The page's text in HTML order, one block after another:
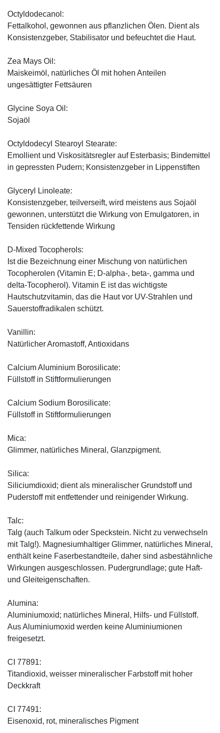
Octyldodecanol:
Fettalkohol, gewonnen aus pflanzlichen Ölen. Dient als
Konsistenzgeber, Stabilisator und befeuchtet die Haut.
Zea Mays Oil:
Maiskeimöl, natürliches Öl mit hohen Anteilen
ungesättigter Fettsäuren
Glycine Soya Oil:
Sojaöl
Octyldodecyl Stearoyl Stearate:
Emollient und Viskositätsregler auf Esterbasis; Bindemittel
in gepressten Pudern; Konsistenzgeber in Lippenstiften
Glyceryl Linoleate:
Konsistenzgeber, teilverseift, wird meistens aus Sojaöl
gewonnen, unterstützt die Wirkung von Emulgatoren, in
Tensiden rückfettende Wirkung
D-Mixed Tocopherols:
Ist die Bezeichnung einer Mischung von natürlichen
Tocopherolen (Vitamin E; D-alpha-, beta-, gamma und
delta-Tocopherol). Vitamin E ist das wichtigste
Hautschutzvitamin, das die Haut vor UV-Strahlen und
Sauerstoffradikalen schützt.
Vanillin:
Natürlicher Aromastoff, Antioxidans
Calcium Aluminium Borosilicate:
Füllstoff in Stiftformulierungen
Calcium Sodium Borosilicate:
Füllstoff in Stiftformulierungen
Mica:
Glimmer, natürliches Mineral, Glanzpigment.
Silica:
Siliciumdioxid; dient als mineralischer Grundstoff und
Puderstoff mit entfettender und reinigender Wirkung.
Talc:
Talg (auch Talkum oder Speckstein. Nicht zu verwechseln
mit Talg!). Magnesiumhaltiger Glimmer, natürliches Mineral,
enthält keine Faserbestandteile, daher sind asbestähnliche
Wirkungen ausgeschlossen. Pudergrundlage; gute Haft-
und Gleiteigenschaften.
Alumina:
Aluminiumoxid; natürliches Mineral, Hilfs- und Füllstoff.
Aus Aluminiumoxid werden keine Aluminiumionen
freigesetzt.
CI 77891:
Titandioxid, weisser mineralischer Farbstoff mit hoher
Deckkraft
CI 77491:
Eisenoxid, rot, mineralisches Pigment